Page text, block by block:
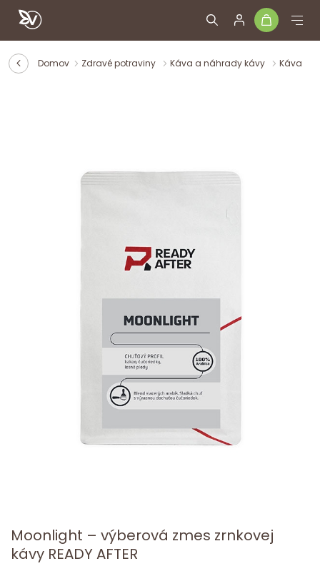
Domov Zdravé potraviny Káva a náhrady kávy Káva
Moonlight – výberová zmes zrnkovej
kávy READY AFTER